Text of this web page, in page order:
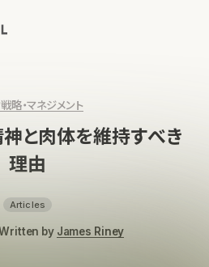
る
略・マネジメント
と肉体を維持すべき
理由
Articles
by James Riney